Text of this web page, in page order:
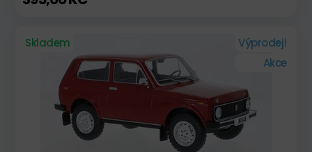
Skladem
Výprodej!
Akce